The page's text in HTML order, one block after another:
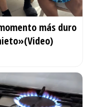
más duro